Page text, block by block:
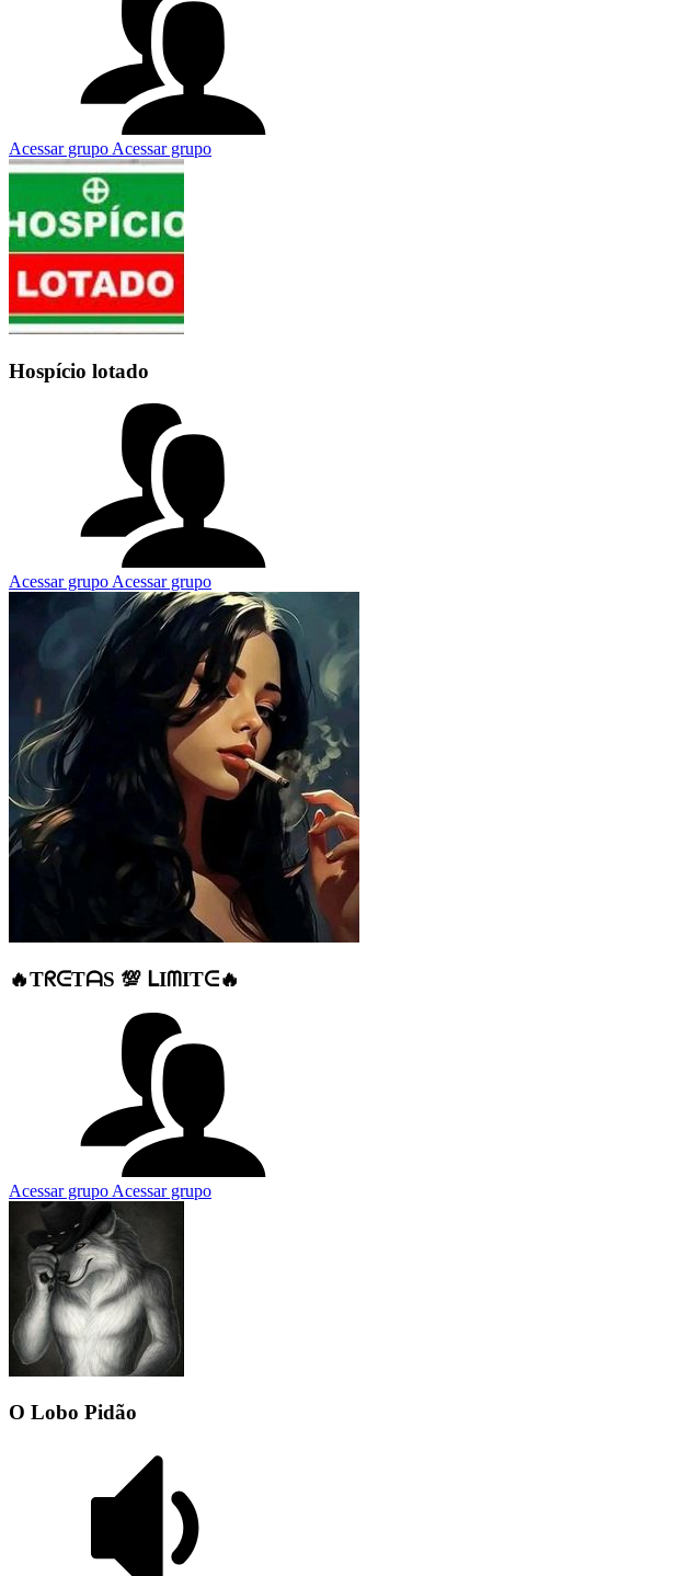
Acessar grupo Acessar grupo
Hospício lotado
Acessar grupo Acessar grupo
🔥TᖇᕮTᗩS 💯 ᒪIᗰITᕮ🔥
Acessar grupo Acessar grupo
O Lobo Pidão